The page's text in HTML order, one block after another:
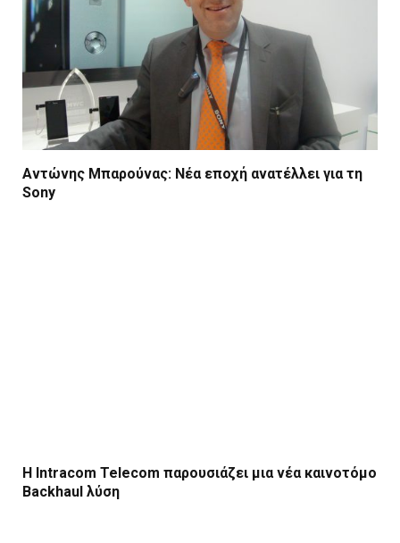
Αντώνης Μπαρούνας: Νέα εποχή ανατέλλει για τη
Sony
Η Intracom Telecom παρουσιάζει μια νέα καινοτόμο
Backhaul λύση